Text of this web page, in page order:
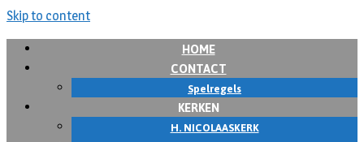
Skip to content
HOME
CONTACT
Spelregels
KERKEN
H. NICOLAASKERK